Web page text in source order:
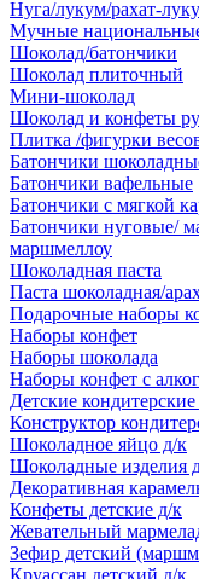
Нуга/лукум/рахат-
Мучные
Шоколад/батончики
Шоколад плиточный
Мини-шоколад
Шоколад и конфеты
Плитка /фигурки
Батончики
Батончики вафельные
Батончики с мягкой
Батончики нуговые/
маршмеллоу
Шоколадная паста
Паста шоколадная/
Подарочные наборы
Наборы конфет
Наборы шоколада
Наборы конфет с
Детские
Конструктор
Шоколадное яйцо д/к
Шоколадные изделия
Декоративная
Конфеты детские д/к
Жевательный
Зефир детский
Круассан детский д/к